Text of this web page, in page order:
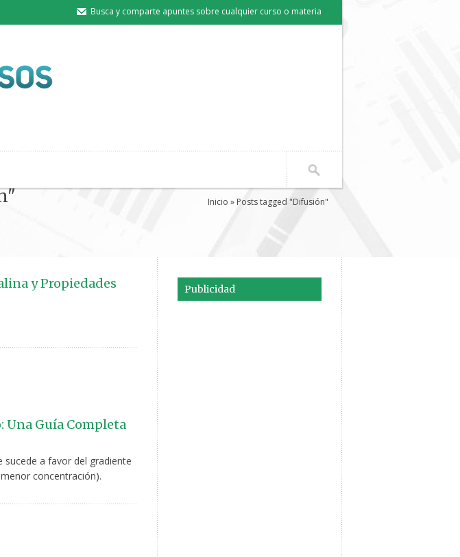
Busca y comparte apuntes sobre cualquier curso o materia
Inicio » Posts tagged "Difusión"
y Propiedades
Una Guía Completa
sucede a favor del gradiente
concentración).
Publicidad